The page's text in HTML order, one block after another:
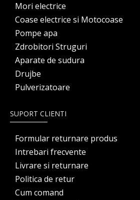
Mori electrice
Coase electrice si Motocoase
Pompe apa
Zdrobitori Struguri
Aparate de sudura
Drujbe
Pulverizatoare
SUPORT CLIENTI
Formular returnare produs
Intrebari frecvente
Livrare si returnare
Politica de retur
Cum comand